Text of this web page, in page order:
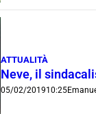
ATTUALITÀ
Neve, il
05/02/201910:25